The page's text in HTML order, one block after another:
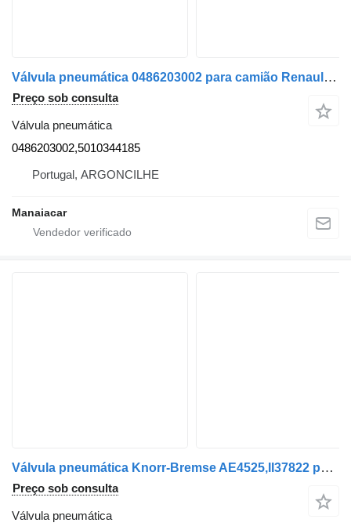
Válvula pneumática 0486203002 para camião Renault Magnum | 90
Preço sob consulta
Válvula pneumática
0486203002,5010344185
Portugal, ARGONCILHE
Manaiacar
Válvula pneumática Knorr-Bremse AE4525,II37822 para camião Renault Magnum | 90
Preço sob consulta
Válvula pneumática